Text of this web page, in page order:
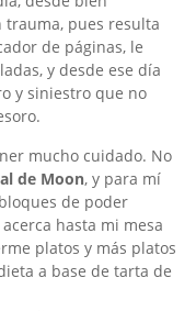
pues resulta
de páginas, le
y desde ese día
y siniestro que no
mucho cuidado. No
de Moon, y para mí
de poder
hasta mi mesa
platos y más platos
a base de tarta de